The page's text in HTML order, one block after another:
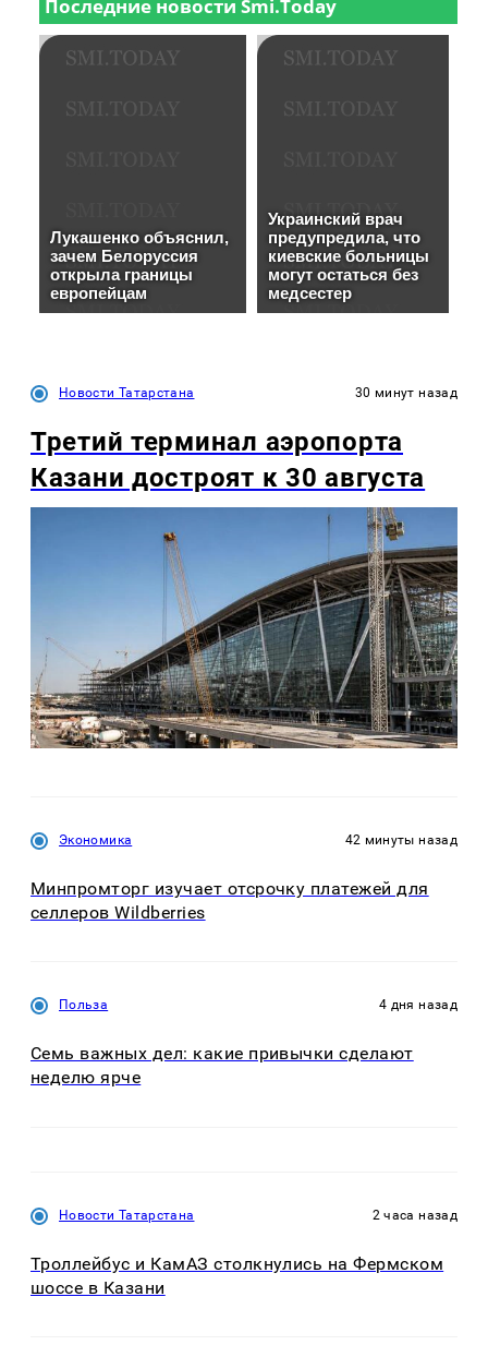
Новости Татарстана 30 минут назад
Третий терминал аэропорта
Казани достроят к 30 августа
Экономика 42 минуты назад
Минпромторг изучает отсрочку платежей для
селлеров Wildberries
Польза 4 дня назад
Семь важных дел: какие привычки сделают
неделю ярче
Новости Татарстана 2 часа назад
Троллейбус и КамАЗ столкнулись на Фермском
шоссе в Казани